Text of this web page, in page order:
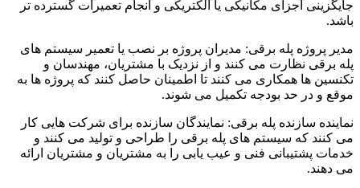
جایگزینی اجزای مکانیکی یا الکتریکی و انجام تعمیرات گسترده تر
باشد.
مدیر پروژه پله برقی: مدیران پروژه بر نصب یا تعمیر سیستم های
پله برقی نظارت می کنند و از نزدیک با مشتریان، مهندسان و
تکنسین ها همکاری می کنند تا اطمینان حاصل کنند که پروژه ها به
موقع و در حد بودجه تکمیل می شوند.
نماینده سازنده پله برقی: نمایندگان سازنده برای شرکت هایی کار
می کنند که سیستم های پله برقی را طراحی و تولید می کنند و
خدمات پشتیبانی فنی و عیب یابی را به مشتریان و مشتریان ارائه
می دهند.